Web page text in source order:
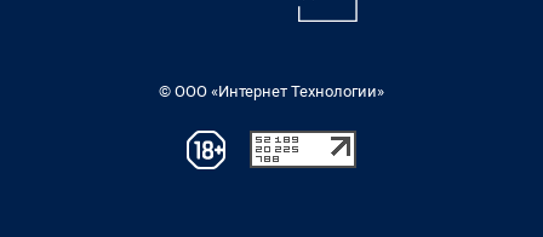
© ООО «Интернет Технологии»